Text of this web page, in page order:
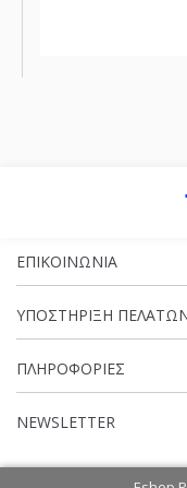
ΕΠΙΚΟΙΝΩΝΊΑ
ΥΠΟΣΤΉΡΙΞΗ
ΠΛΗΡΟΦΟΡΊΕΣ
NEWSLETTER